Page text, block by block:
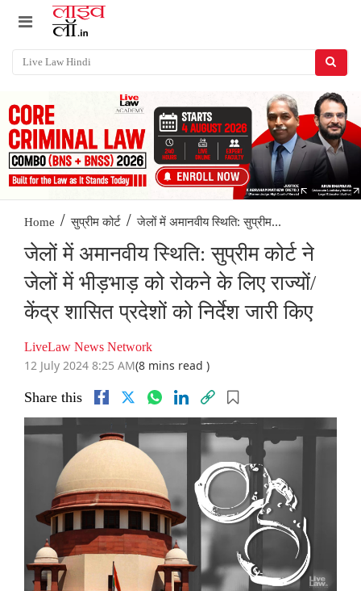
Home / सुप्रीम कोर्ट / जेलों में अमानवीय स्थिति: सुप्रीम...
जेलों में अमानवीय स्थिति: सुप्रीम कोर्ट ने
जेलों में भीड़भाड़ को रोकने के लिए राज्यों/
केंद्र शासित प्रदेशों को निर्देश जारी किए
LiveLaw News Network
12 July 2024 8:25 AM(8 mins read )
Share this